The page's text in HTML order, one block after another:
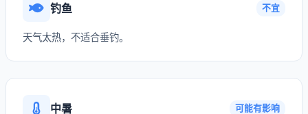
钓鱼 不宜
天气太热，不适合垂钓。
中暑 可能有影响